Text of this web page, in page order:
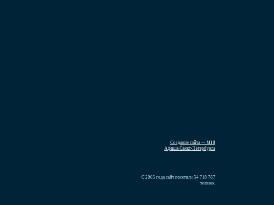
Создание сайта — М18
Афиша Санкт-Петербурга
С 2005 года сайт посетили 54 718 787
человек.